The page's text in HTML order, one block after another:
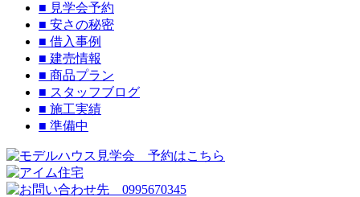
■ 見学会予約
■ 安さの秘密
■ 借入事例
■ 建売情報
■ 商品プラン
■ スタッフブログ
■ 施工実績
■ 準備中